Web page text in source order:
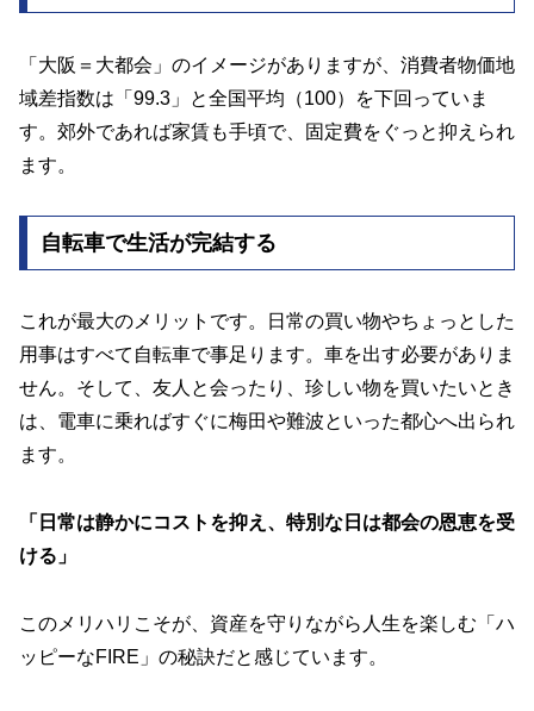
「大阪＝大都会」のイメージがありますが、消費者物価地
域差指数は「99.3」と全国平均（100）を下回っていま
す。郊外であれば家賃も手頃で、固定費をぐっと抑えられ
ます。
自転車で生活が完結する
これが最大のメリットです。日常の買い物やちょっとした
用事はすべて自転車で事足ります。車を出す必要がありま
せん。そして、友人と会ったり、珍しい物を買いたいとき
は、電車に乗ればすぐに梅田や難波といった都心へ出られ
ます。
「日常は静かにコストを抑え、特別な日は都会の恩恵を受
ける」
このメリハリこそが、資産を守りながら人生を楽しむ「ハ
ッピーなFIRE」の秘訣だと感じています。